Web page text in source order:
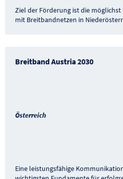
Ziel der Förderung ist die
mit Breitbandnetzen in
Breitband Austria 2030
Österreich
Eine leistungsfähige